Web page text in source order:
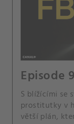
Episode
S blížícími se
prostitutky v
větší plán,